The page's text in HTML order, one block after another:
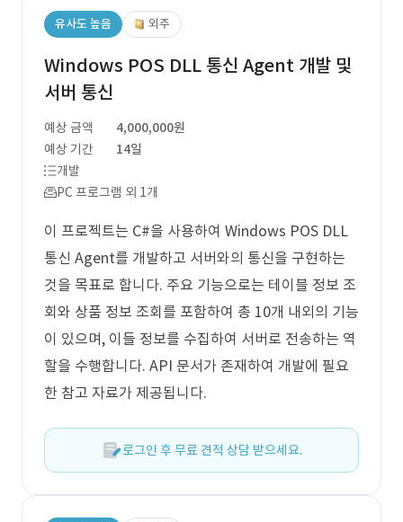
유사도 높음 외주
Windows POS DLL 통신 Agent 개발 및
서버 통신
예상 금액
4,000,000원
예상 기간
14일
개발
PC 프로그램 외 1개
이 프로젝트는 C#을 사용하여 Windows POS DLL
통신 Agent를 개발하고 서버와의 통신을 구현하는
것을 목표로 합니다. 주요 기능으로는 테이블 정보 조
회와 상품 정보 조회를 포함하여 총 10개 내외의 기능
이 있으며, 이들 정보를 수집하여 서버로 전송하는 역
할을 수행합니다. API 문서가 존재하여 개발에 필요
한 참고 자료가 제공됩니다.
로그인 후 무료 견적 상담 받으세요.